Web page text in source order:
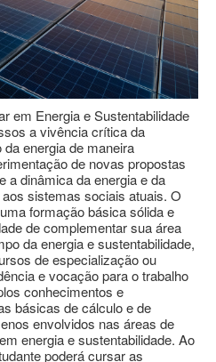
em Energia e Sustentabilidade
a vivência crítica da
energia de maneira
de novas propostas
a dinâmica da energia e da
sistemas sociais atuais. O
formação básica sólida e
de complementar sua área
da energia e sustentabilidade,
de especialização ou
e vocação para o trabalho
conhecimentos e
básicas de cálculo e de
envolvidos nas áreas de
energia e sustentabilidade. Ao
poderá cursar as